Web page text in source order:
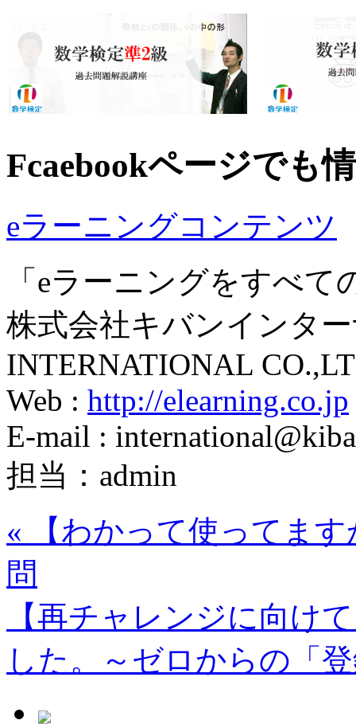
Fcaebookページでも
eラーニングコンテンツ
「eラーニングをすべて
株式会社キバンインタ
INTERNATIONAL
Web : http://elearning.co.jp
E-mail :
担当：admin
« 【わかって使ってま
問
【再チャレンジに向け
した。～ゼロからの「